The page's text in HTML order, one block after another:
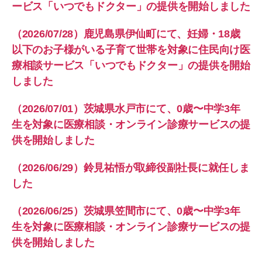
ービス「いつでもドクター」の提供を開始しました
（2026/07/28）鹿児島県伊仙町にて、妊婦・18歳
以下のお子様がいる子育て世帯を対象に住民向け医
療相談サービス「いつでもドクター」の提供を開始
しました
（2026/07/01）茨城県水戸市にて、0歳〜中学3年
生を対象に医療相談・オンライン診療サービスの提
供を開始しました
（2026/06/29）鈴見祐悟が取締役副社長に就任しま
した
（2026/06/25）茨城県笠間市にて、0歳〜中学3年
生を対象に医療相談・オンライン診療サービスの提
供を開始しました